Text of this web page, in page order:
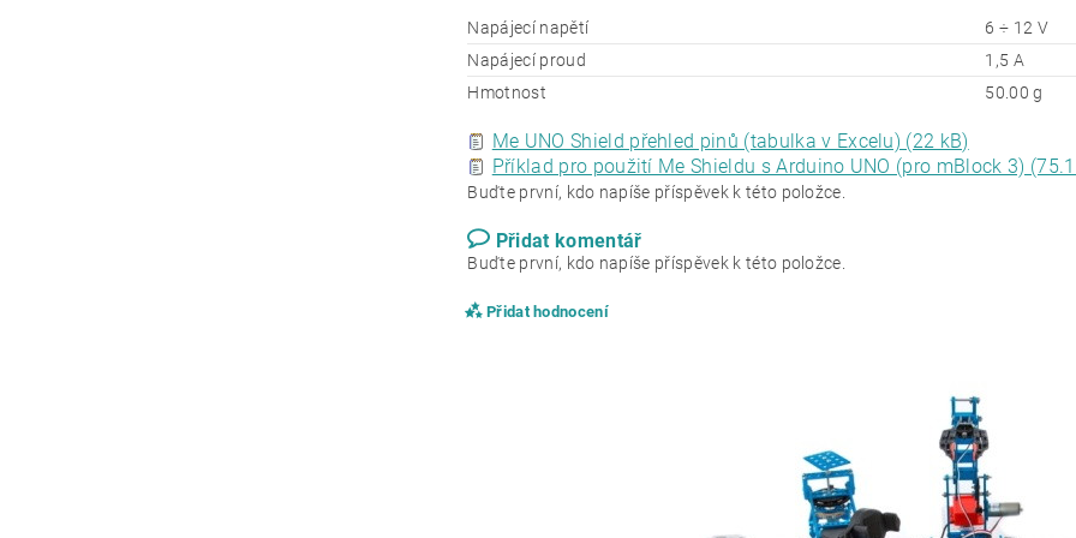
Napájecí napětí
6 ÷ 12 V
Napájecí proud
1,5 A
Hmotnost
50.00 g
Me UNO Shield přehled pinů (tabulka v Excelu) (22 kB)
Příklad pro použití Me Shieldu s Arduino UNO (pro mBlock 3)
Buďte první, kdo napíše příspěvek k této položce.
Přidat komentář
Buďte první, kdo napíše příspěvek k této položce.
Přidat hodnocení